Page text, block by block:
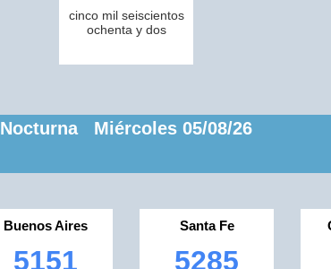
cinco mil seiscientos
ochenta y dos
Nocturna Miércoles 05/08/26
Buenos Aires
5151
Santa Fe
5285